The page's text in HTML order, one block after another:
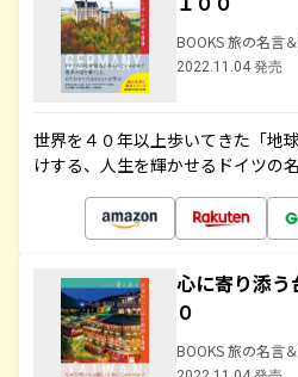
BOOKS 旅の名言
2022.11.04 発売
世界を４０年以上歩いてきた「地
けする、人生を輝かせるドイツの
心に寄り添う
０
BOOKS 旅の名言